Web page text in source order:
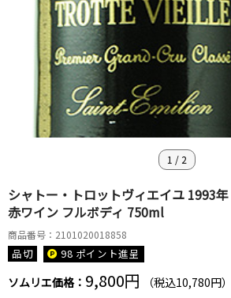
1 / 2
シャトー・トロットヴィエイユ 1993
赤ワイン フルボディ 750ml
商品番号：2101020018858
品切 98 ポイント進呈
ソムリエ価格： 9,800円 （税込10,780円）